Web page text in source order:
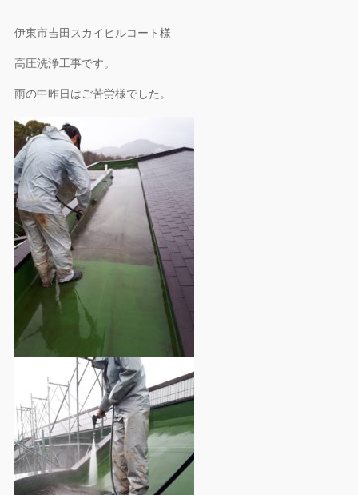
伊東市吉田スカイヒルコート様
高圧洗浄工事です。
雨の中昨日はご苦労様でした。